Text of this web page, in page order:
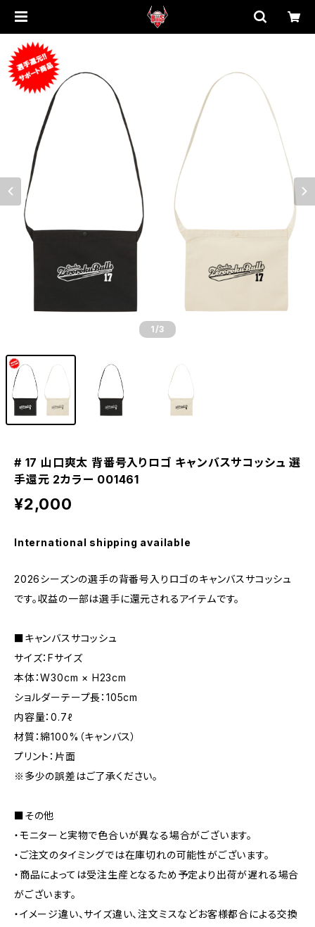
1 /3
# 17 山口爽太 背番号入りロゴ キャンバスサコッシュ 選
手還元 2カラー 001461
¥2,000
International shipping available
2026シーズンの選手の背番号入りロゴのキャンバスサコッシュ
です。収益の一部は選手に還元されるアイテムです。
■キャンバスサコッシュ
サイズ：Fサイズ
本体：W30cm × H23cm
ショルダーテープ長：105cm
内容量：0.7ℓ
材質：綿100%（キャンバス）
プリント：片面
※多少の誤差はご了承ください。
■その他
・モニターと実物で色合いが異なる場合がございます。
・ご注文のタイミングでは在庫切れの可能性がございます。
・商品によっては受注生産となるため予定より出荷が遅れる場合
がございます。
・イメージ違い、サイズ違い、注文ミスなどお客様都合による交換